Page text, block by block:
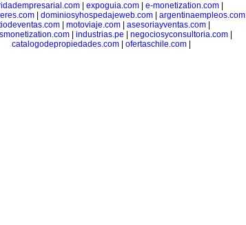
expoguia.com e-monetization.com
| dominiosyhospedajeweb.com| argentinaempleos.com|
motoviaje.com asesoriayventas.com
| industrias.pe negociosyconsultoria.com|
catalogodepropiedades.com
ofertaschile.com